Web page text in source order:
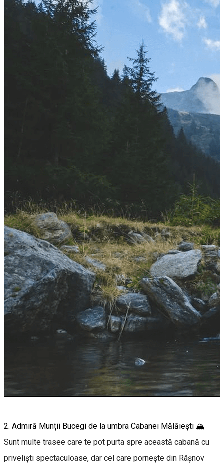
2. Admiră Munții Bucegi de la umbra Cabanei Mălăiești 🏔️
Sunt multe trasee care te pot purta spre această cabană cu
priveliști spectaculoase, dar cel care pornește din Râșnov